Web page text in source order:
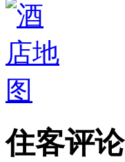
住客评论